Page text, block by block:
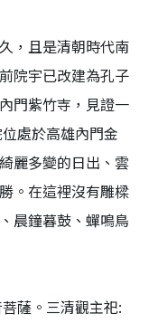
，且是清朝時代南
院宇已改建為孔子
門紫竹寺，見證一
處於高雄內門金
麗多變的日出、雲
。在這裡沒有雕樑
晨鐘暮鼓、蟬鳴鳥
薩。三清觀主祀: